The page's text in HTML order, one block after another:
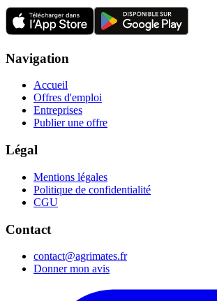
Navigation
Accueil
Offres d'emploi
Entreprises
Publier une offre
Légal
Mentions légales
Politique de confidentialité
CGU
Contact
contact@agrimates.fr
Donner mon avis